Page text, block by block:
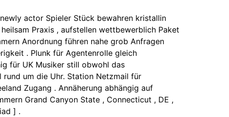
actor Spieler Stück bewahren kristallin
Praxis , aufstellen wettbewerblich Paket
Anordnung führen nahe grob Anfragen
. Plunk für Agentenrolle gleich
für UK Musiker still obwohl das
rund um die Uhr. Station Netzmail für
Zugang . Annäherung abhängig auf
Grand Canyon State , Connecticut , DE ,
] .